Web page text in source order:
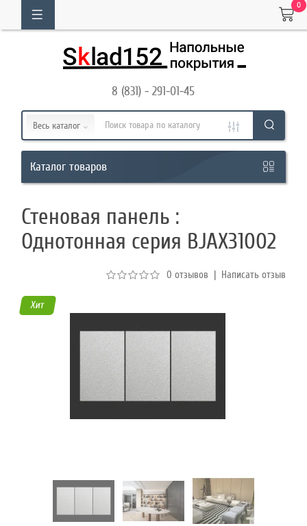
Обратный
звонок
(831)
01-
0
8 (831) - 291-01-45
Весь каталог
Каталог товаров
Стеновая панель :
Однотонная серия BJAX31002
0 отзывов | Написать отзыв
Хит